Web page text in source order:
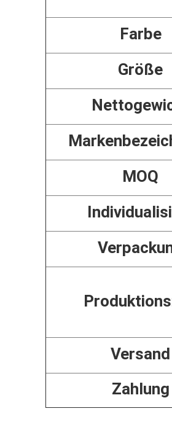
Farbe
Größe
MOQ
Versand
Zahlung